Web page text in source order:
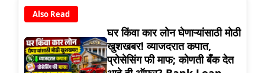
Also Read
घर किंवा कार लोन घेणाऱ्यांसाठी मोठी
खुशखबर! व्याजदरात कपात,
प्रोसेसिंग फी माफ; कोणती बँक देत